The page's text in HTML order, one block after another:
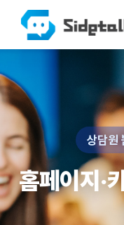
상담원
홈페이지·